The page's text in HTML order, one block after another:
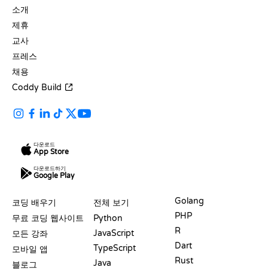
소개
제휴
교사
프레스
채용
Coddy Build
다운로드
App Store
다운로드하기
Google Play
코딩 배우기
무료 코딩 웹사이트
모든 강좌
모바일 앱
블로그
전체 보기
Python
JavaScript
TypeScript
Java
Golang
PHP
R
Dart
Rust